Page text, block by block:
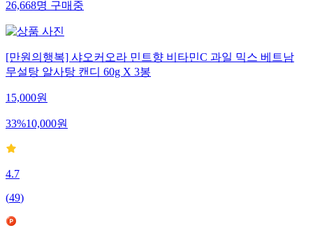
26,668명 구매중
[만원의행복] 샤오커오라 민트향 비타민C 과일 믹스 베트남
무설탕 알사탕 캔디 60g X 3봉
15,000원
33%10,000원
4.7
(49)